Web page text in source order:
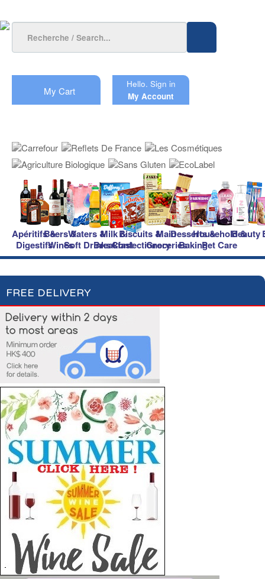
My Cart
Hello. Sign in
My Account
Apéritifs &
Digestifs
Beers &
Wines
Waters &
Soft Drinks
Milk &
Breakfast
Biscuits &
Confectionery
Main
Groceries
Desserts &
Baking
Household &
Pet Care
Beauty
FREE DELIVERY